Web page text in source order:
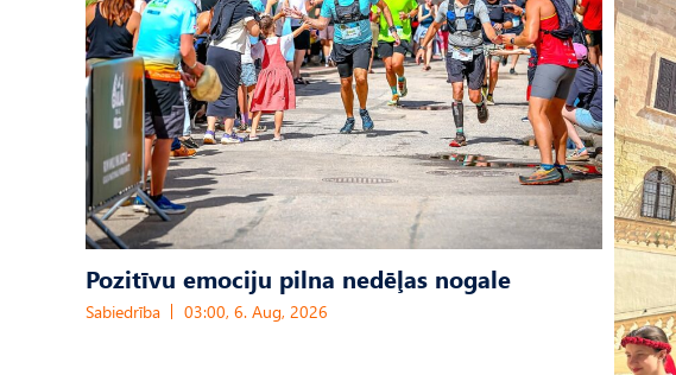
Pozitīvu emociju pilna nedēļas nogale
Sabiedrība 03:00, 6. Aug, 2026